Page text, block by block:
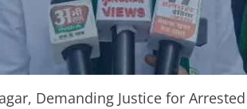
Demanding Justice for